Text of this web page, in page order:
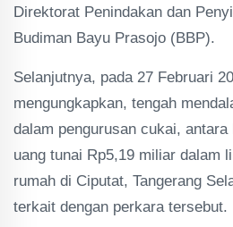
Direktorat Penindakan dan
Budiman Bayu Prasojo (BBP).
Selanjutnya, pada 27 Februari
mengungkapkan, tengah
dalam pengurusan cukai,
uang tunai Rp5,19 miliar dalam
rumah di Ciputat, Tangerang
terkait dengan perkara tersebut.